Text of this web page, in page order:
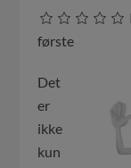
første
Det
er
ikke
kun